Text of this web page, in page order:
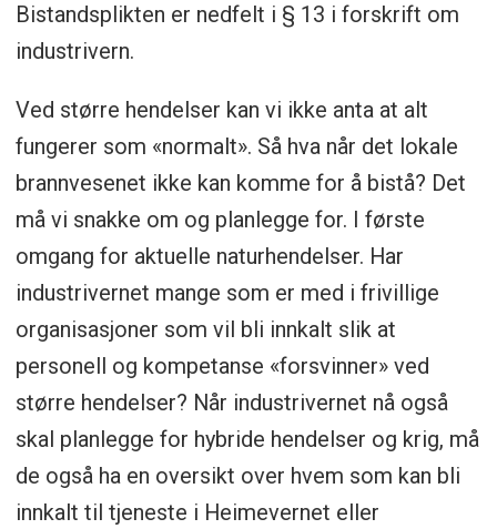
Bistandsplikten er nedfelt i § 13 i forskrift om
industrivern.
Ved større hendelser kan vi ikke anta at alt
fungerer som «normalt». Så hva når det lokale
brannvesenet ikke kan komme for å bistå? Det
må vi snakke om og planlegge for. I første
omgang for aktuelle naturhendelser. Har
industrivernet mange som er med i frivillige
organisasjoner som vil bli innkalt slik at
personell og kompetanse «forsvinner» ved
større hendelser? Når industrivernet nå også
skal planlegge for hybride hendelser og krig, må
de også ha en oversikt over hvem som kan bli
innkalt til tjeneste i Heimevernet eller